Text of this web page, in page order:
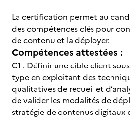
La certification permet au
des compétences clés pour
de contenu et la déployer.
Compétences attestées :
C1 : Définir une cible client
type en exploitant des
qualitatives de recueil et
de valider les modalités de
stratégie de contenus digitaux